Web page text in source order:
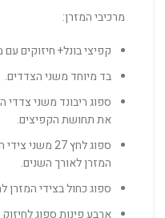
מרכיבי המזרן:
קפיצי בונל+ חיזוקים
בד מיוחד משני הצדדים.
ספוג ריבונד משני
את תחושת הקפיצים.
ספוג לחץ 27
המזרן לאורך השנים.
ספוג כחול בצידי המזרן
ארבע פינות ספוג לחיזוק